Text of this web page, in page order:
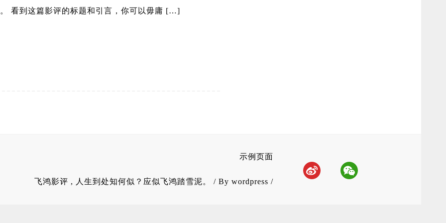
看到这篇影评的标题和引言，你可以毋庸 […]
示例页面
飞鸿影评 , 人生到处知何似？应似飞鸿踏雪泥。 / By wordpress /